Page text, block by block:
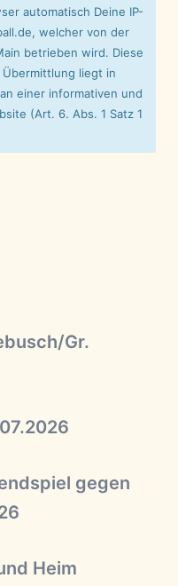
automatisch Deine IP-
welcher von der
betrieben wird. Diese
liegt in
einer informativen und
(Art. 6. Abs. 1 Satz 1
Gr.
gegen
Heim